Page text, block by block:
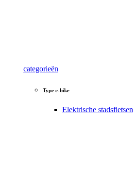
categorieën
Type e-bike
Elektrische stadsfietsen